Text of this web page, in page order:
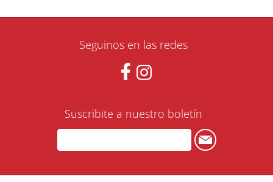
Seguinos en las redes
Suscribite a nuestro boletín